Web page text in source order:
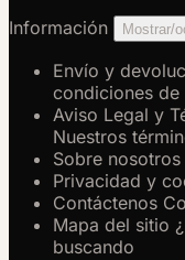
Información
Mostrar/
Envío y
condiciones de
Aviso Legal y
Nuestros
Sobre nosotros
Privacidad y
Contáctenos
Mapa del sitio
buscando